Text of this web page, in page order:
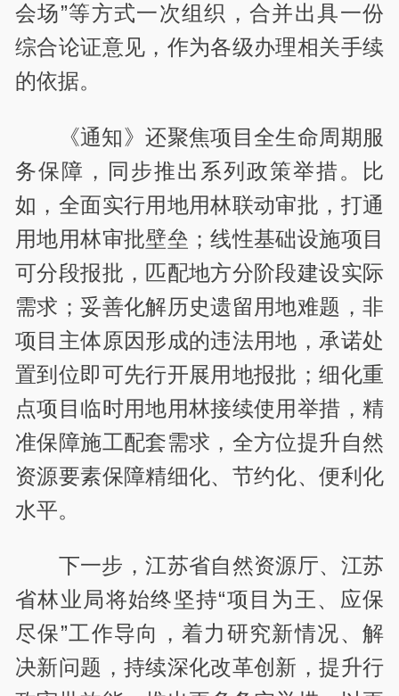
会场”等方式一次组织，合并出具一份
综合论证意见，作为各级办理相关手续
的依据。
《通知》还聚焦项目全生命周期服
务保障，同步推出系列政策举措。比
如，全面实行用地用林联动审批，打通
用地用林审批壁垒；线性基础设施项目
可分段报批，匹配地方分阶段建设实际
需求；妥善化解历史遗留用地难题，非
项目主体原因形成的违法用地，承诺处
置到位即可先行开展用地报批；细化重
点项目临时用地用林接续使用举措，精
准保障施工配套需求，全方位提升自然
资源要素保障精细化、节约化、便利化
水平。
下一步，江苏省自然资源厅、江苏
省林业局将始终坚持“项目为王、应保
尽保”工作导向，着力研究新情况、解
决新问题，持续深化改革创新，提升行